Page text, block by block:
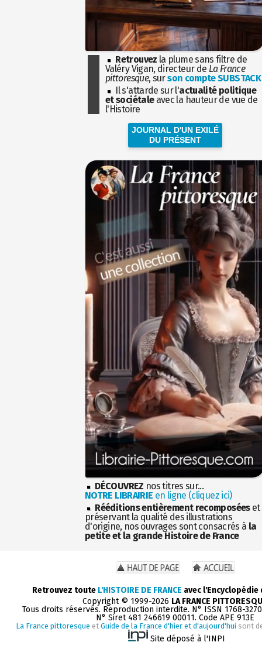
Retrouvez la plume sans filtre de
Valéry Vigan, directeur de La France
pittoresque, surson compte SUBSTACK
Il s'attarde sur l'actualité politique
et sociétaleavec la hauteur de vue de
l'Histoire
JOURNAL D'UN EXILÉ
DU PRÉSENT
DÉCOUVREZ nos titres sur...
NOTRE LIBRAIRIE en ligne (cliquez ici)
Rééditions entièrement recomposéeset
préservant la qualité des illustrations
d'origine, nos ouvrages sont consacrés à la
petite et la grande Histoire de France
Retrouvez toute L'HISTOIRE DE FRANCE avec
Copyright © 1999-2026 LA FRANCE
Tous droits réservés. Reproduction interdite. N° ISSN 1768-
N° Siret 481 246619 00011. Code APE 913E
La France pittoresque et Guide de la France d'hier et d'aujourd'hui sont
Site déposé à l'INPI